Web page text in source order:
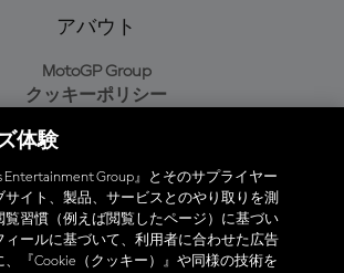
アバウト
MotoGP Group
クッキーポリシー
プライバシーポリシー
購入ポリシー
オフィシャルアプリ
体験
Entertainment Group』とそのサプライヤー
サイト、製品、サービスとのやり取りを測
覧習慣（例えば閲覧したページ）に基づい
ィールに基づいて、利用者に合わせた広告
、『Cookie（クッキー）』や同様の技術を